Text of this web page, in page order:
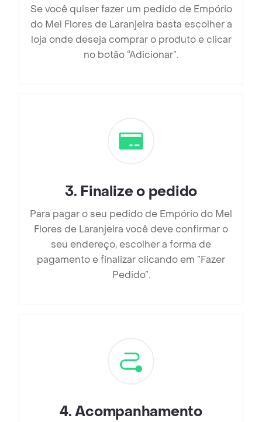
Se você quiser fazer um pedido de Empório
do Mel Flores de Laranjeira basta escolher a
loja onde deseja comprar o produto e clicar
no botão “Adicionar”.
3. Finalize o pedido
Para pagar o seu pedido de Empório do Mel
Flores de Laranjeira você deve confirmar o
seu endereço, escolher a forma de
pagamento e finalizar clicando em ”Fazer
Pedido”.
4.Acompanhamento